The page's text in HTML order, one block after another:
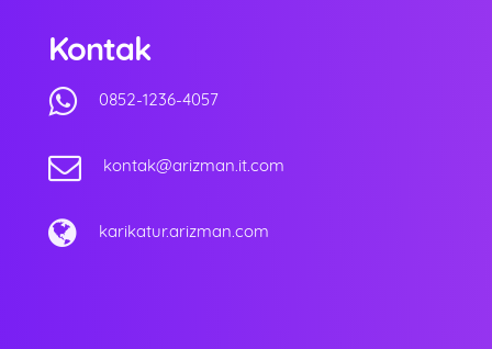
Kontak
0852-1236-4057
kontak@arizman.it.com
karikatur.arizman.com